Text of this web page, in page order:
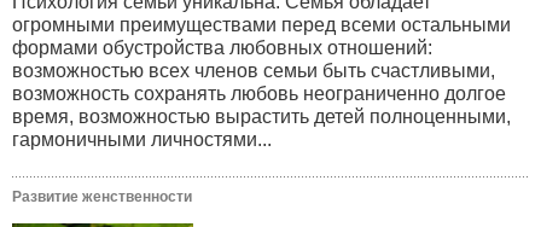
огромными преимуществами перед всеми остальными
формами обустройства любовных отношений:
возможностью всех членов семьи быть счастливыми,
возможность сохранять любовь неограниченно долгое
время, возможностью вырастить детей полноценными,
гармоничными личностями...
Развитие женственности